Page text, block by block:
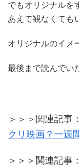
でもオリジナルを
あえて観なくても
オリジナルのイメ
最後まで読んでい
＞＞＞関連記事：
クリ映画？一週
＞＞＞関連記事：